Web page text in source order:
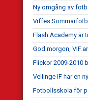
Ny omgång av
Viffes
Flash Academy är
God morgon,
Flickor 2009-2010
Vellinge IF har en
Fotbollsskola för